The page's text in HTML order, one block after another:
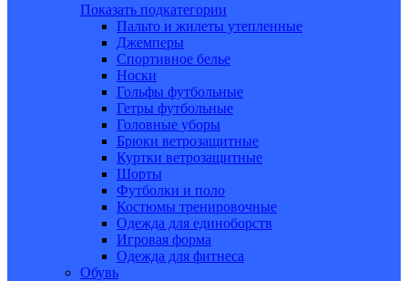
Показать подкатегории
Пальто и жилеты утепленные
Джемперы
Спортивное белье
Носки
Гольфы футбольные
Гетры футбольные
Головные уборы
Брюки ветрозащитные
Куртки ветрозащитные
Шорты
Футболки и поло
Костюмы тренировочные
Одежда для единоборств
Игровая форма
Одежда для фитнеса
Обувь